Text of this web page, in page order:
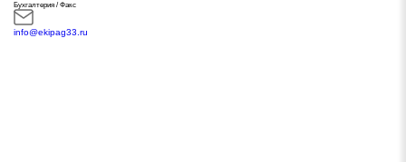
Бухгалтерия / Факс
info@ekipag33.ru